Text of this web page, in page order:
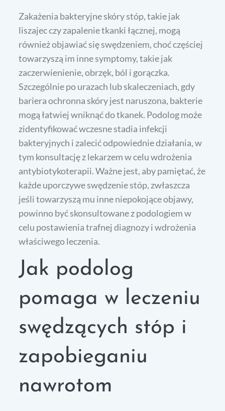
Zakażenia bakteryjne skóry stóp, takie jak
liszajec czy zapalenie tkanki łącznej, mogą
również objawiać się swędzeniem, choć częściej
towarzyszą im inne symptomy, takie jak
zaczerwienienie, obrzęk, ból i gorączka.
Szczególnie po urazach lub skaleczeniach, gdy
bariera ochronna skóry jest naruszona, bakterie
mogą łatwiej wniknąć do tkanek. Podolog może
zidentyfikować wczesne stadia infekcji
bakteryjnych i zalecić odpowiednie działania, w
tym konsultację z lekarzem w celu wdrożenia
antybiotykoterapii. Ważne jest, aby pamiętać, że
każde uporczywe swędzenie stóp, zwłaszcza
jeśli towarzyszą mu inne niepokojące objawy,
powinno być skonsultowane z podologiem w
celu postawienia trafnej diagnozy i wdrożenia
właściwego leczenia.
Jak podolog
pomaga w leczeniu
swędzących stóp i
zapobieganiu
nawrotom